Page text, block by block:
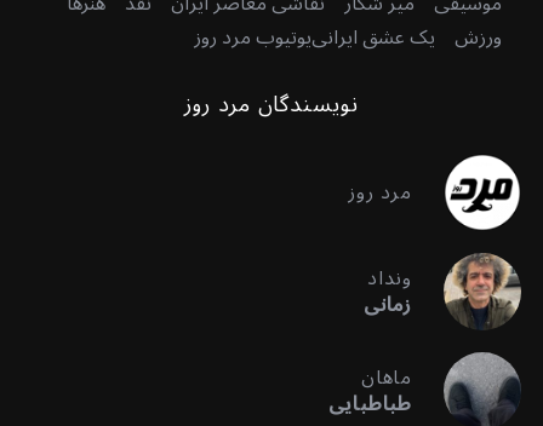
ورزش یک عشق ایرانییوتیوب مرد روز
نویسندگان مرد روز
مرد روز
ونداد
زمانی
ماهان
طباطبایی